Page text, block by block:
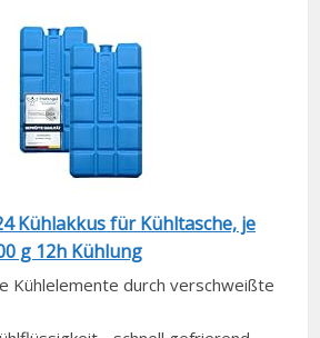
Kühlakkus für Kühltasche, je
g 12h Kühlung
Kühlelemente durch verschweißte